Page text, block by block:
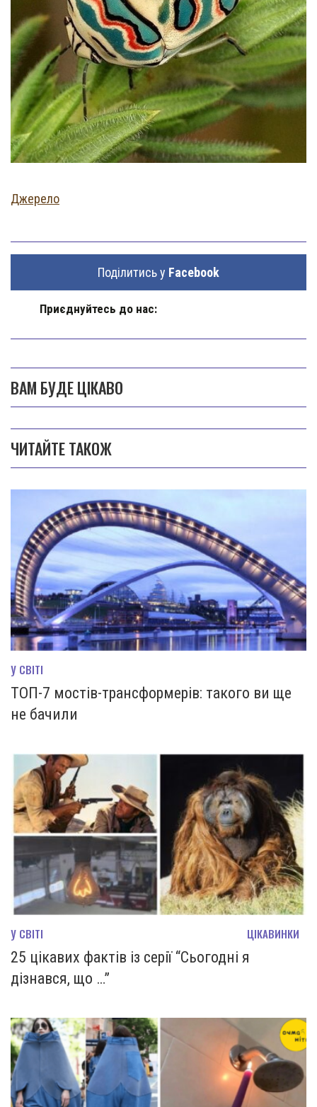
Джерело
Поділитись у Facebook
Приєднуйтесь до нас:
ВАМ БУДЕ ЦІКАВО
ЧИТАЙТЕ ТАКОЖ
У СВІТІ
ТОП-7 мостів-трансформерів: такого ви ще
не бачили
У СВІТІ ЦІКАВИНКИ
25 цікавих фактів із серії “Сьогодні я
дізнався, що …”